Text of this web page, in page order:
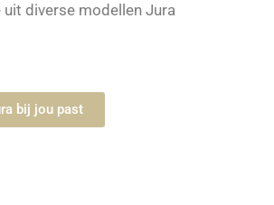
uit diverse modellen Jura
bij jou past